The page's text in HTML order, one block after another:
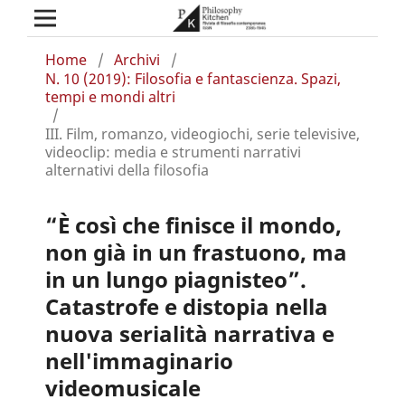
Home / Archivi
/
N. 10 (2019): Filosofia e fantascienza. Spazi,
tempi e mondi altri
/
III. Film, romanzo, videogiochi, serie televisive,
videoclip: media e strumenti narrativi
alternativi della filosofia
“È così che finisce il mondo,
non già in un frastuono, ma
in un lungo piagnisteo”.
Catastrofe e distopia nella
nuova serialità narrativa e
nell'immaginario
videomusicale